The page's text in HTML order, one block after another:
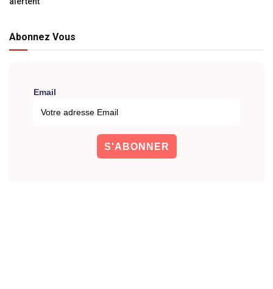
Abonnez Vous
Email